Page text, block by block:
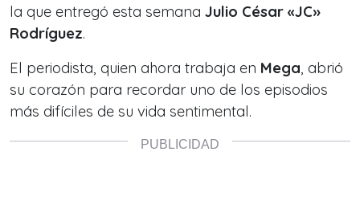
la que entregó esta semana Julio César «JC»
Rodríguez.
El periodista, quien ahora trabaja en Mega, abrió
su corazón para recordar uno de los episodios
más difíciles de su vida sentimental.